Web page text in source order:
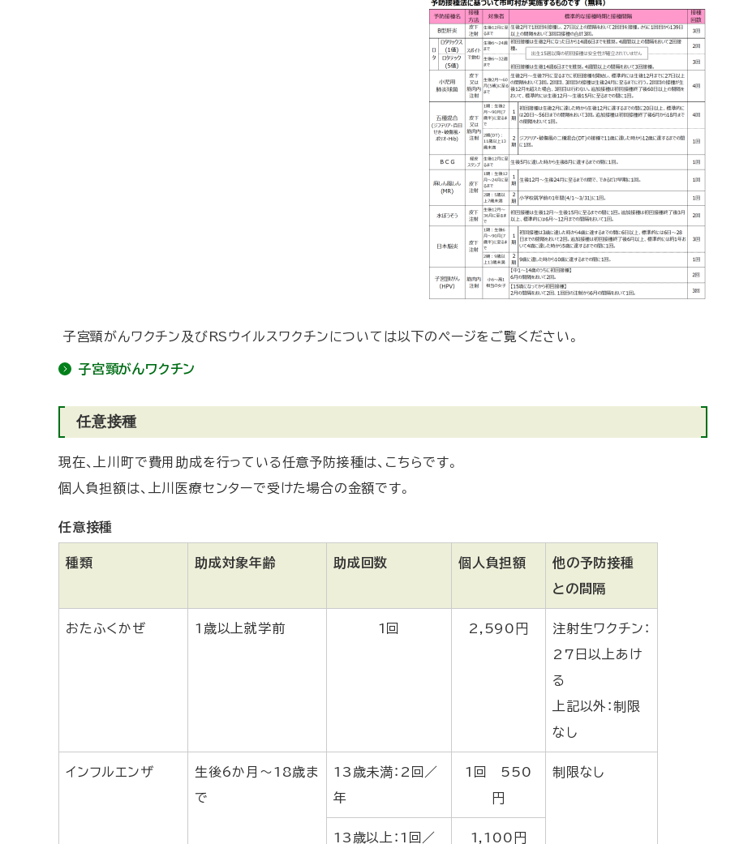
子宮頸がんワクチン及びRSウイルスワクチンについては以下のページをご覧ください。
子宮頸がんワクチン
任意接種
現在、上川町で費用助成を行っている任意予防接種は、こちらです。
個人負担額は、上川医療センターで受けた場合の金額です。
任意接種
種類 助成対象年齢 助成回数 個人負担額
他の予防接種
との間隔
おたふくかぜ 1歳以上就学前 1回 2,590円
注射生ワクチン：
27日以上あけ
る
上記以外：制限
なし
インフルエンザ
生後6か月～18歳ま
で
13歳未満：2回／
年
1回 550
円
制限なし
13歳以上：1回／ 1,100円